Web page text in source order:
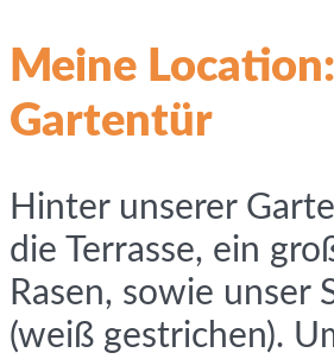
Meine
Gartentür
Hinter unserer
die Terrasse, ein
Rasen, sowie unser
(weiß gestrichen).